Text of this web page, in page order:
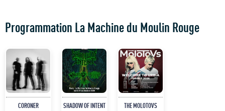
Programmation La Machine du Moulin Rouge
CORONER SHADOW OF INTENT THE MOLOTOVS